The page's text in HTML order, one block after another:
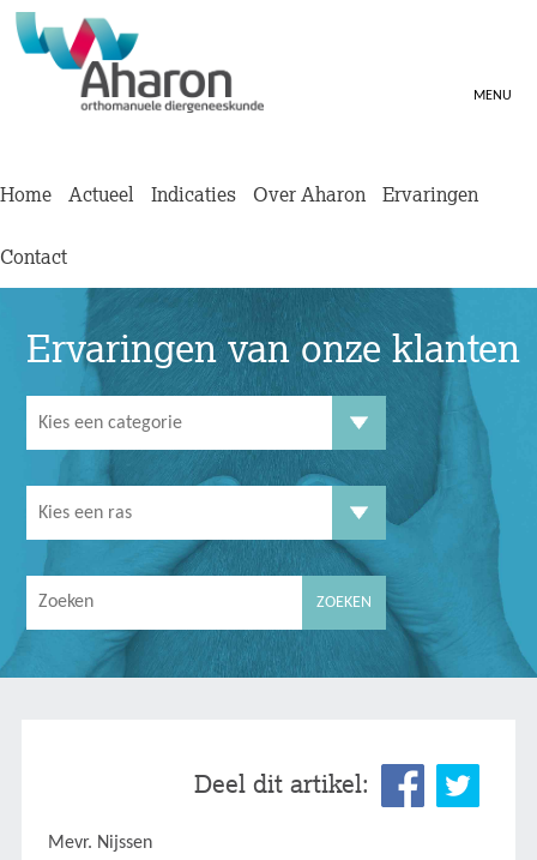
MENU
Home Actueel Indicaties Over Aharon Ervaringen
Contact
Ervaringen van onze klanten
Deel dit artikel:
Mevr. Nijssen